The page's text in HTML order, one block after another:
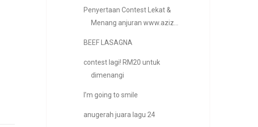
Penyertaan Contest Lekat &
Menang anjuran www.aziz...
BEEF LASAGNA
contest lagi! RM20 untuk
dimenangi
I’m going to smile
anugerah juara lagu 24